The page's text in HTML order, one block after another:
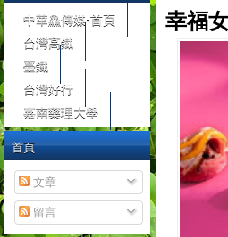
幸福
中華鱻傳媒-首頁
台灣高鐵
臺鐵
台灣好行
嘉南藥理大學
首頁
文章
留言